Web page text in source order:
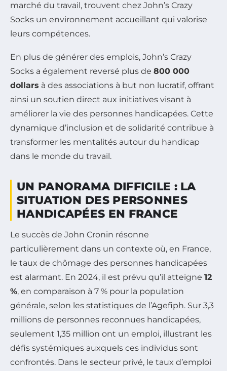
marché du travail, trouvent chez John’s Crazy
Socks un environnement accueillant qui valorise
leurs compétences.
En plus de générer des emplois, John’s Crazy
Socks a également reversé plus de 800 000
dollars à des associations à but non lucratif, offrant
ainsi un soutien direct aux initiatives visant à
améliorer la vie des personnes handicapées. Cette
dynamique d’inclusion et de solidarité contribue à
transformer les mentalités autour du handicap
dans le monde du travail.
UN PANORAMA DIFFICILE : LA
SITUATION DES PERSONNES
HANDICAPÉES EN FRANCE
Le succès de John Cronin résonne
particulièrement dans un contexte où, en France,
le taux de chômage des personnes handicapées
est alarmant. En 2024, il est prévu qu’il atteigne 12
%, en comparaison à 7 % pour la population
générale, selon les statistiques de l’Agefiph. Sur 3,3
millions de personnes reconnues handicapées,
seulement 1,35 million ont un emploi, illustrant les
défis systémiques auxquels ces individus sont
confrontés. Dans le secteur privé, le taux d’emploi